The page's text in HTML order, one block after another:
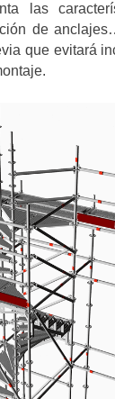
las
de
que evitará